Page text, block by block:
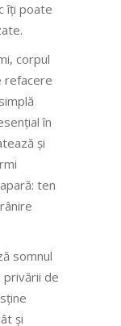
îți poate
corpul
refacere
în
și
ten
somnul
privării de
și